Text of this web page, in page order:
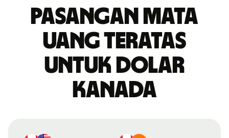
Pasangan mata
uang teratas
untuk dolar
Kanada